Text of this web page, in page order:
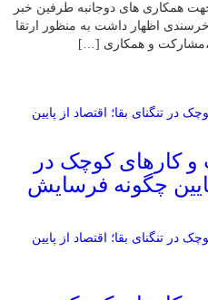
جهت همکاری های دوجانبه طرفین خبر
اظهار داشت به منظور ارتقا
،مشارکت و همکاری […]
کارهای کوچک در
پایین چگونه فرسایش